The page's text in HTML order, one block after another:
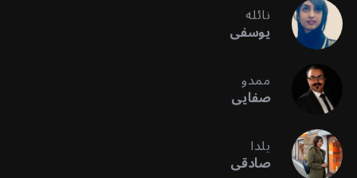
نائله
یوسفی
ممدو
صفایی
یلدا
صادقی